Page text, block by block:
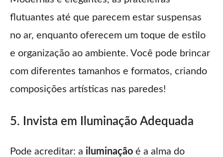
flutuantes até que parecem estar suspensas
no ar, enquanto oferecem um toque de estilo
e organização ao ambiente. Você pode brincar
com diferentes tamanhos e formatos, criando
composições artísticas nas paredes!
5. Invista em Iluminação Adequada
Pode acreditar: a iluminação é a alma do